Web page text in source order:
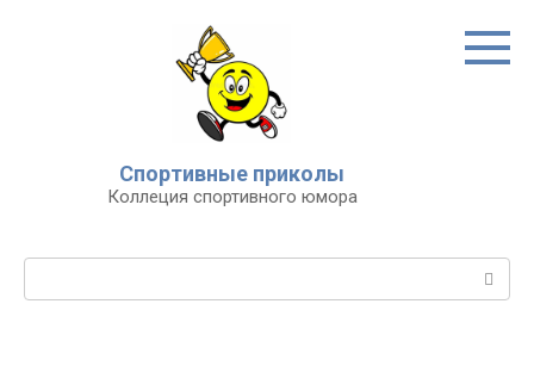
Спортивные приколы
Коллеция спортивного юмора